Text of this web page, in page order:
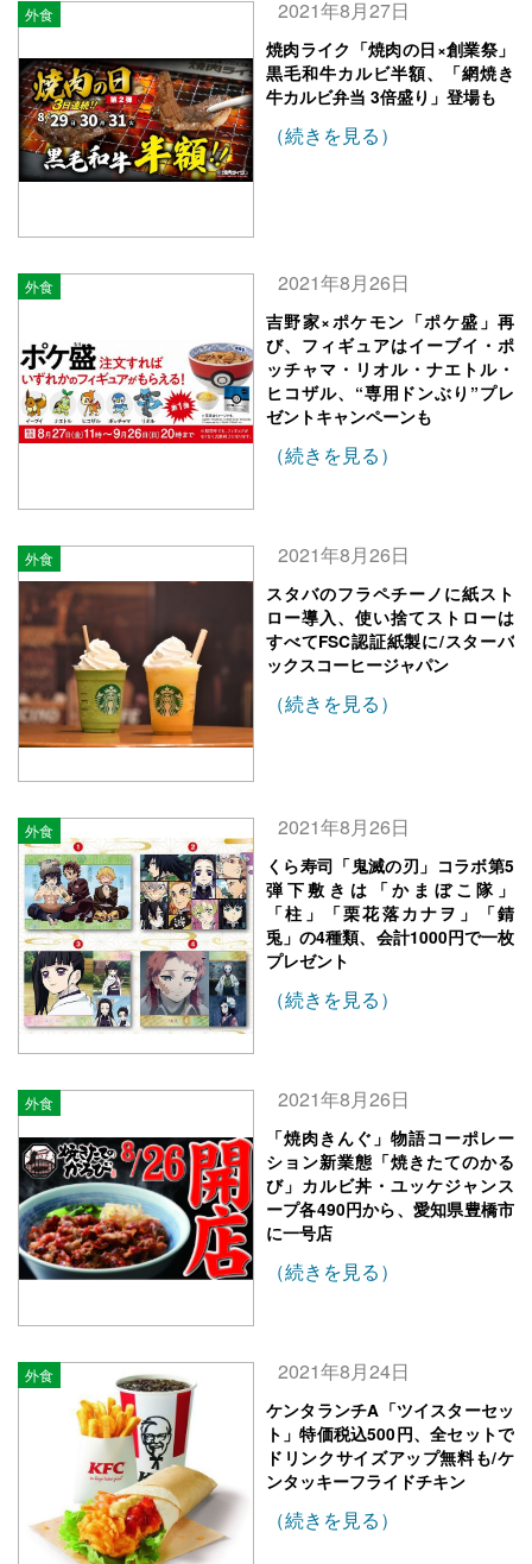
外食 2021年8月27日
焼肉ライク「焼肉の日×創業祭」
黒毛和牛カルビ半額、「網焼き
牛カルビ弁当 3倍盛り」登場も
（続きを見る）
外食 2021年8月26日
吉野家×ポケモン「ポケ盛」再
び、フィギュアはイーブイ・ポ
ッチャマ・リオル・ナエトル・
ヒコザル、“専用ドンぶり”プレ
ゼントキャンペーンも
（続きを見る）
外食 2021年8月26日
スタバのフラペチーノに紙スト
ロー導入、使い捨てストローは
すべてFSC認証紙製に/スターバ
ックスコーヒージャパン
（続きを見る）
外食 2021年8月26日
くら寿司「鬼滅の刃」コラボ第5
弾下敷きは「かまぼこ隊」
「柱」「栗花落カナヲ」「錆
兎」の4種類、会計1000円で一枚
プレゼント
（続きを見る）
外食 2021年8月26日
「焼肉きんぐ」物語コーポレー
ション新業態「焼きたてのかる
び」カルビ丼・ユッケジャンス
ープ各490円から、愛知県豊橋市
に一号店
（続きを見る）
外食 2021年8月24日
ケンタランチA「ツイスターセッ
ト」特価税込500円、全セットで
ドリンクサイズアップ無料も/ケ
ンタッキーフライドチキン
（続きを見る）